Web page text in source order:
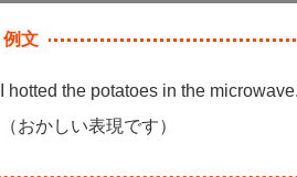
例文
I hotted the potatoes in the microwave.
（おかしい表現です）